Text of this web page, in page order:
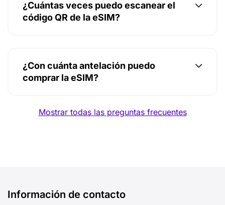
¿Cuántas veces puedo escanear el
código QR de la eSIM?
¿Con cuánta antelación puedo
comprar la eSIM?
Mostrar todas las preguntas frecuentes
Información de contacto